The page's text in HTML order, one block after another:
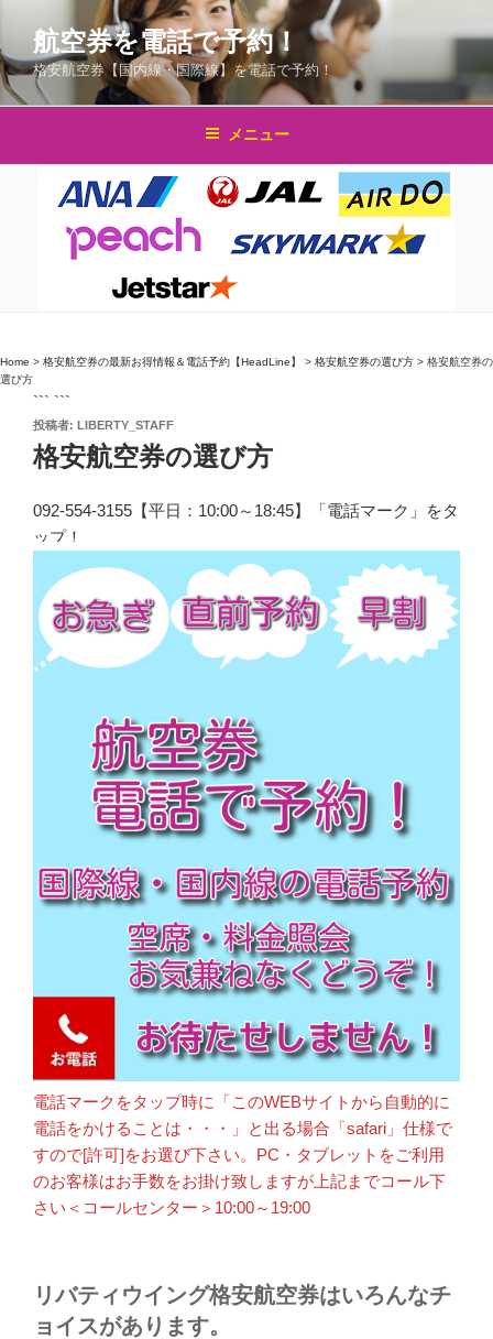
テ
ン
ス
航空券を電話で予約！
格安航空券【国内線・国際線】を電話で予約！
メニュー
Home > 格安航空券の最新お得情報＆電話予約【HeadLine】 > 格安航空券の選び方 > 格安航空券の
選び方
``` ```
投
稿
日:
投稿者: LIBERTY_STAFF
格安航空券の選び方
092-554-3155【平日：10:00～18:45】「電話マーク」をタ
ップ！
電話マークをタップ時に「このWEBサイトから自動的に
電話をかけることは・・・」と出る場合「safari」仕様で
すので[許可]をお選び下さい。PC・タブレットをご利用
のお客様はお手数をお掛け致しますが上記までコール下
さい＜コールセンター＞10:00～19:00
リバティウイング格安航空券はいろんなチ
ョイスがあります。